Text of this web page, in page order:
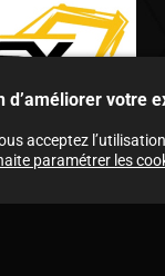
votre
acceptez
paramétrer les